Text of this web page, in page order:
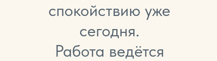
спокойствию уже
сегодня.
Работа ведётся